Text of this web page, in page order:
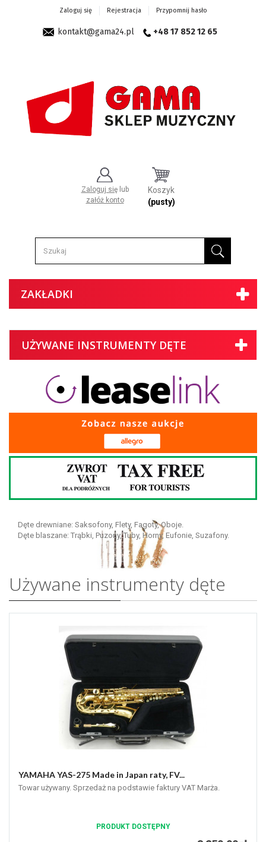
Zaloguj się Rejestracja Przypomnij hasło
kontakt@gama24.pl +48 17 852 12 65
Zaloguj się lub
załóż konto
Koszyk
(pusty)
ZAKŁADKI
UŻYWANE INSTRUMENTY DĘTE
Dęte drewniane: Saksofony, Flety, Fagoty, Oboje.
Dęte blaszane: Trąbki, Puzony, Tuby, Horny, Eufonie, Suzafony.
Używane instrumenty dęte
YAMAHA YAS-275 Made in Japan raty, FV...
Towar używany. Sprzedaż na podstawie faktury VAT Marża.
PRODUKT DOSTĘPNY